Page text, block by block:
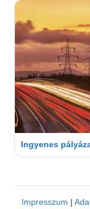
Ingyenes
Impresszum |